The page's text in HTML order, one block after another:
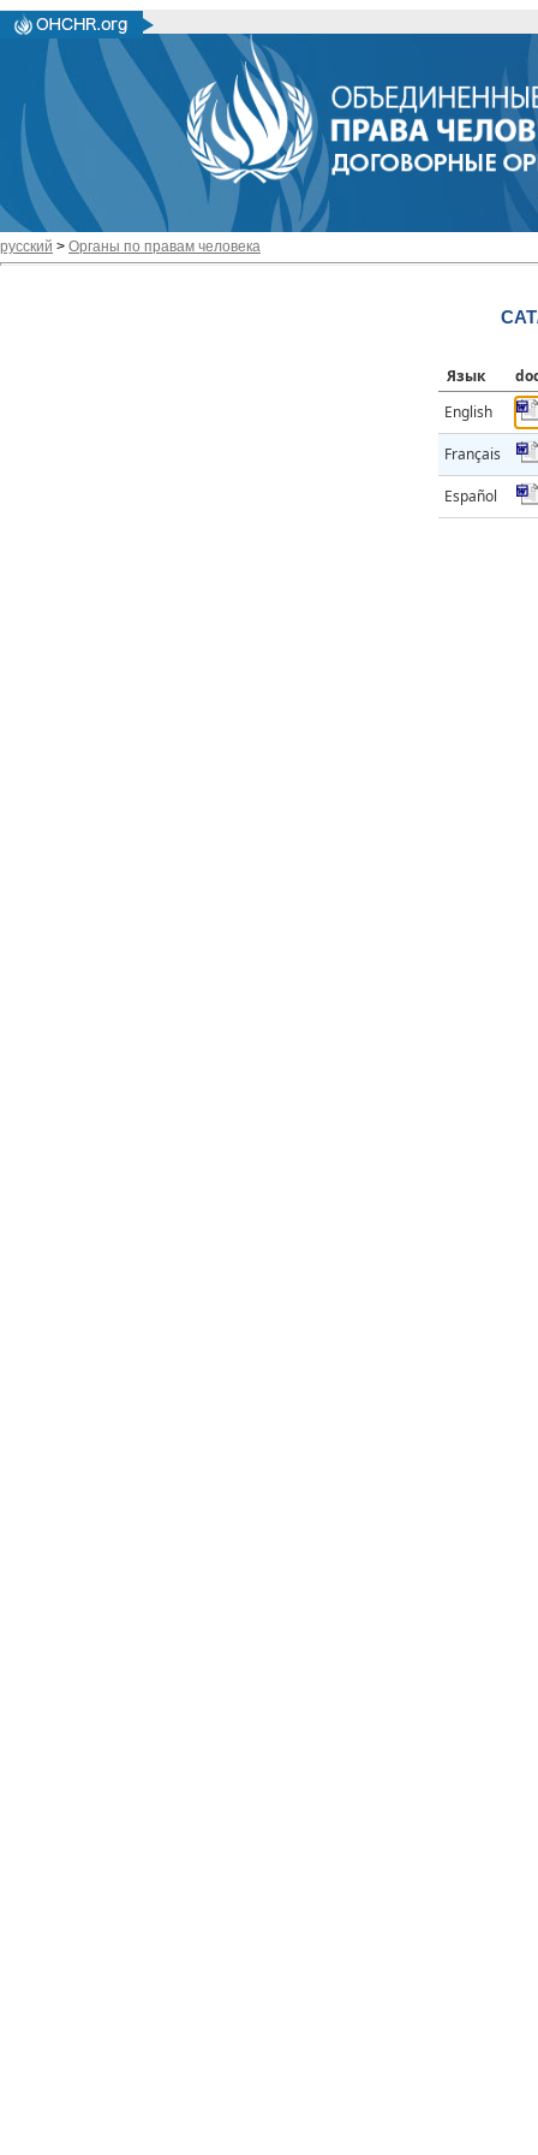
русский > Органы по правам человека
Язык
English
Français
Español